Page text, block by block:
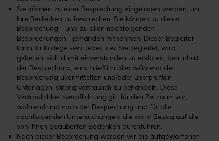
Sie können zu einer Besprechung eingeladen werden, um
Ihre Bedenken zu besprechen. Sie können zu dieser
Besprechung – und zu allen nachfolgenden
Besprechungen - jemanden mitnehmen. Dieser Begleiter
kann Ihr Kollege sein. Jeder, der Sie begleitet, wird
gebeten, sich damit einverstanden zu erklären, den Inhalt
der Besprechung, einschließlich aller während der
Besprechung übermittelten und/oder überprüften
Unterlagen, streng vertraulich zu behandeln. Diese
Vertraulichkeitsverpflichtung gilt für den Zeitraum vor,
während und nach der Besprechung und für alle
nachfolgenden Untersuchungen, die wir in Bezug auf die
von Ihnen geäußerten Bedenken durchführen.
Nach dieser Besprechung werden wir die aufgeworfenen